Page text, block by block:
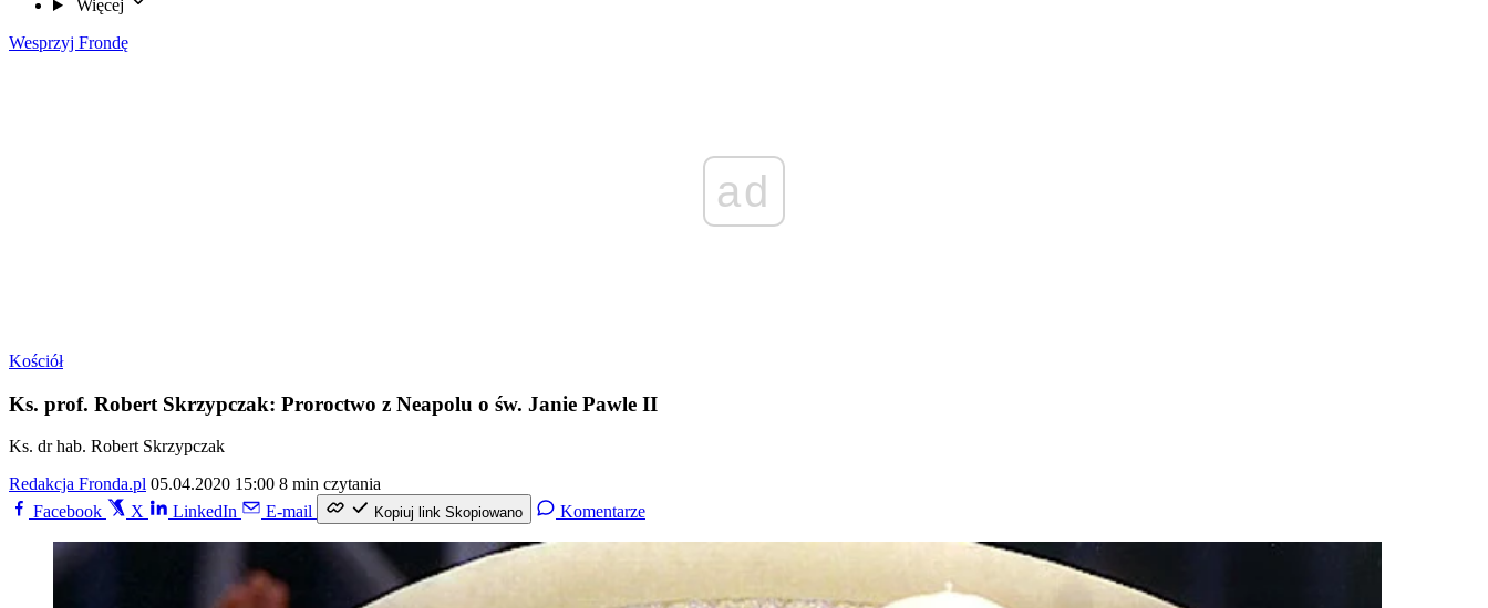
Więcej
Wesprzyj Frondę
ad
Kościół
Ks. prof. Robert Skrzypczak: Proroctwo z Neapolu o św. Janie Pawle II
Ks. dr hab. Robert Skrzypczak
Redakcja Fronda.pl 05.04.2020 15:00 8 min czytania
Facebook
X LinkedIn E-mail Kopiuj link Skopiowano Komentarze